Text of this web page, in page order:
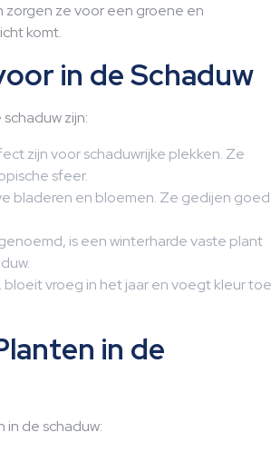
ze voor een groene en
komt.
in de Schaduw
zijn:
zijn voor schaduwrijke plekken. Ze
sfeer.
bladeren en bloemen. Ze gedijen goed
is een winterharde vaste plant
vroeg in het jaar en voegt kleur toe
in de
in de schaduw: